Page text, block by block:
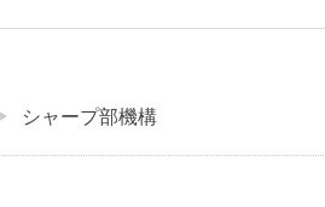
シャープ部機構